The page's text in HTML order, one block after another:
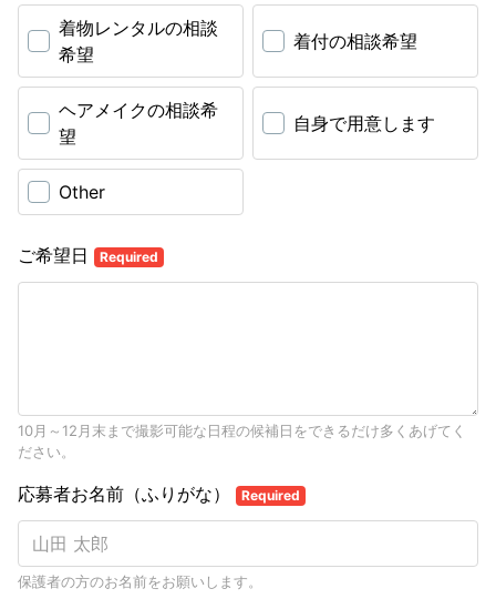
着物レンタルの相談
希望
着付の相談希望
ヘアメイクの相談希
望
自身で用意します
Other
ご希望日 Required
10月～12月末まで撮影可能な日程の候補日をできるだけ多くあげてく
ださい。
応募者お名前（ふりがな） Required
保護者の方のお名前をお願いします。